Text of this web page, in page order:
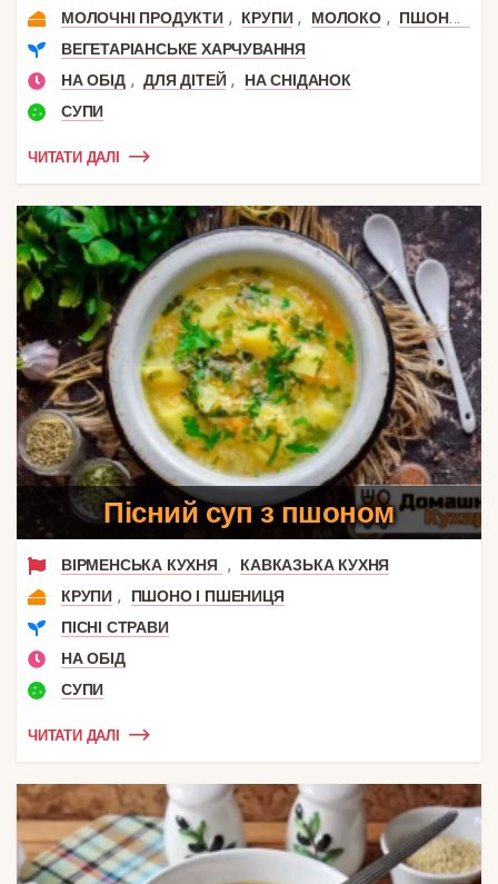
МОЛОЧНІ ПРОДУКТИ , КРУПИ , МОЛОКО ,
ПШОНО І ПШЕНИЦЯ
ВЕГЕТАРІАНСЬКЕ ХАРЧУВАННЯ
НА ОБІД , ДЛЯ ДІТЕЙ ,
НА СНІДАНОК
СУПИ
ЧИТАТИ ДАЛІ
Пісний суп з пшоном
ВІРМЕНСЬКА КУХНЯ ,
КАВКАЗЬКА КУХНЯ
КРУПИ ,
ПШОНО І ПШЕНИЦЯ
ПІСНІ СТРАВИ
НА ОБІД
СУПИ
ЧИТАТИ ДАЛІ